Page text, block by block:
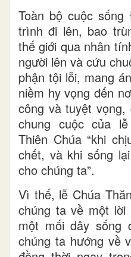
Toàn bộ cuộc
trình đi lên, bao
thế giới qua nhân
người lên và cứu
phận tội lỗi, mang
niềm hy vọng đến
công và tuyệt
chung cuộc của
Thiên Chúa “khi
chết, và khi sống
cho chúng ta”.
Vì thế, lễ Chúa
chúng ta về một
một mối dây sống
chúng ta hướng về